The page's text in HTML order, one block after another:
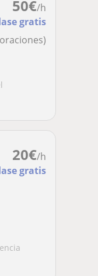
50€/h
gratis
20€/h
gratis